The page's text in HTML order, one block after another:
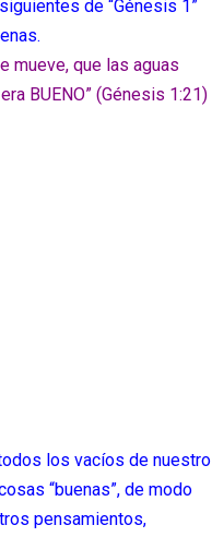
de “Génesis 1”
mueve, que las aguas
BUENO” (Génesis 1:21)
los vacíos de nuestro
“buenas”, de modo
pensamientos,